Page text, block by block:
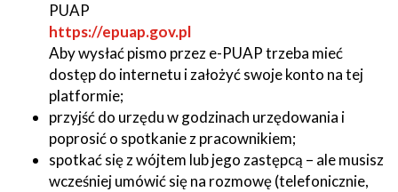
PUAP
Will
open
in
new
window
https://epuap.gov.pl
Aby wysłać pismo przez e-PUAP trzeba mieć
dostęp do internetu i założyć swoje konto na tej
platformie;
przyjść do urzędu w godzinach urzędowania i
poprosić o spotkanie z pracownikiem;
spotkać się z wójtem lub jego zastępcą – ale musisz
wcześniej umówić się na rozmowę (telefonicznie,